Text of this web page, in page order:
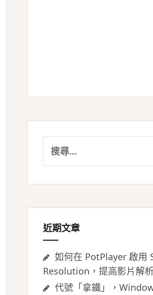
尋
鍵
近期文章
如何在 PotPlayer 啟用
Resolution，提高影片解
代號「拿鐵」，